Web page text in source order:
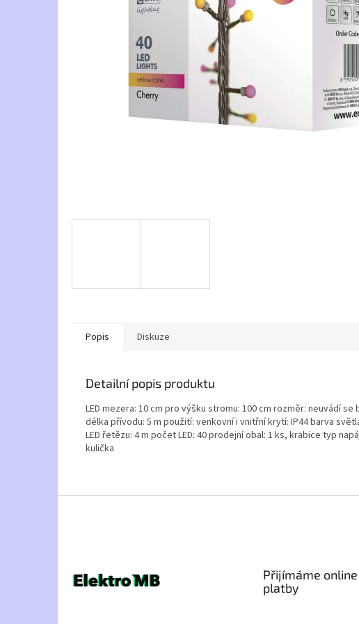
Popis Diskuze
Detailní popis produktu
LED mezera: 10 cm pro výšku stromu: 100 cm rozměr: neuvádí
délka přívodu: 5 m použití: venkovní i vnitřní krytí: IP44 barva
LED řetězu: 4 m počet LED: 40 prodejní obal: 1 ks, krabice typ
kulička
Přijímáme online
platby